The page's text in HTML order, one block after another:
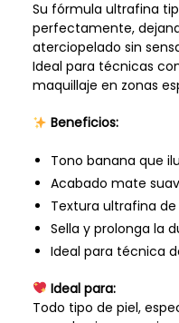
Su fórmula ultrafina
perfectamente,
aterciopelado sin
Ideal para técnicas
maquillaje en zonas
Beneficios:
Tono banana que
Acabado mate
Textura ultrafina
Sella y prolonga la
Ideal para técnica
Ideal para:
Todo tipo de piel,